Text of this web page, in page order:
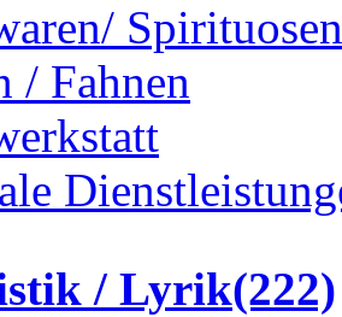
Spirituosen
/ Fahnen
/ Lyrik(222)